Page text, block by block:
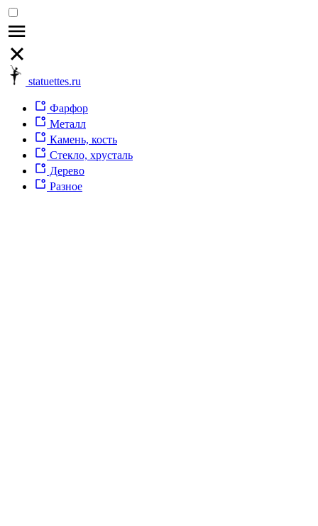
statuettes.ru
Фарфор
Металл
Камень, кость
Стекло, хрусталь
Дерево
Разное